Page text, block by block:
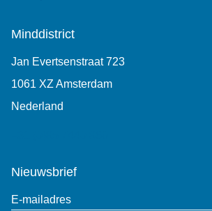
Minddistrict
Jan Evertsenstraat 723
1061 XZ Amsterdam
Nederland
Nieuwsbrief
E-mailadres